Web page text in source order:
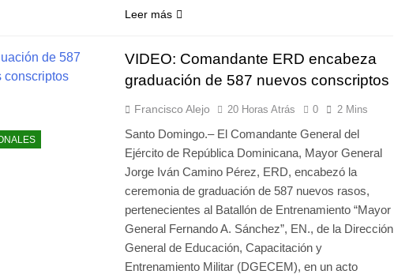
Leer más
VIDEO: Comandante ERD encabeza
graduación de 587 nuevos conscriptos
Francisco Alejo 20 Horas Atrás 0 2 Mins
Santo Domingo.– El Comandante General del
Ejército de República Dominicana, Mayor General
Jorge Iván Camino Pérez, ERD, encabezó la
ceremonia de graduación de 587 nuevos rasos,
pertenecientes al Batallón de Entrenamiento “Mayor
General Fernando A. Sánchez”, EN., de la Dirección
General de Educación, Capacitación y
Entrenamiento Militar (DGECEM), en un acto